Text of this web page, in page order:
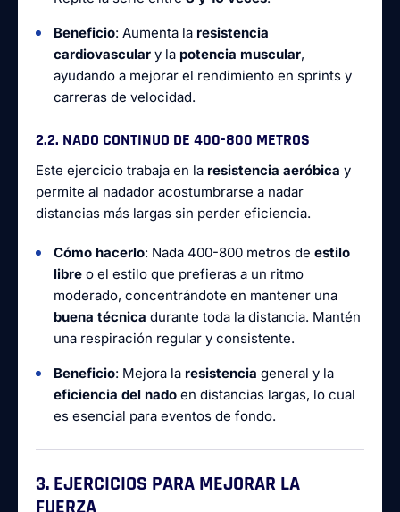
Beneficio: Aumenta la resistencia
cardiovascular y la potencia muscular,
ayudando a mejorar el rendimiento en sprints y
carreras de velocidad.
2.2. NADO CONTINUO DE 400-800 METROS
Este ejercicio trabaja en la resistencia aeróbica y
permite al nadador acostumbrarse a nadar
distancias más largas sin perder eficiencia.
Cómo hacerlo: Nada 400-800 metros de estilo
libre o el estilo que prefieras a un ritmo
moderado, concentrándote en mantener una
buena técnica durante toda la distancia. Mantén
una respiración regular y consistente.
Beneficio: Mejora la resistencia general y la
eficiencia del nado en distancias largas, lo cual
es esencial para eventos de fondo.
3. EJERCICIOS PARA MEJORAR LA